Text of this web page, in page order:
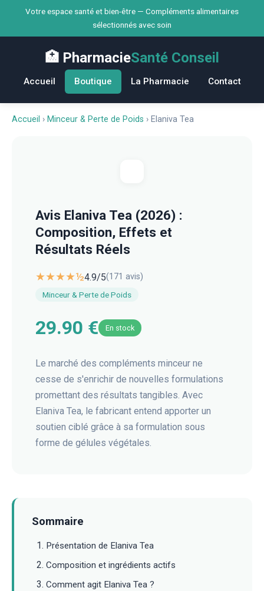
Votre espace santé et bien-être — Compléments alimentaires
sélectionnés avec soin
🏥 PharmacieSanté Conseil
Accueil Boutique La Pharmacie Contact
Accueil › Minceur & Perte de Poids › Elaniva Tea
Avis Elaniva Tea (2026) :
Composition, Effets et
Résultats Réels
★★★★½4.9/5(171 avis)
Minceur & Perte de Poids
29.90 € En stock
Le marché des compléments minceur ne
cesse de s'enrichir de nouvelles formulations
promettant des résultats tangibles. Avec
Elaniva Tea, le fabricant entend apporter un
soutien ciblé grâce à sa formulation sous
forme de gélules végétales.
Sommaire
Présentation de Elaniva Tea
Composition et ingrédients actifs
Comment agit Elaniva Tea ?